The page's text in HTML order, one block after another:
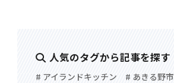
人気のタグから記事を探す
# アイランドキッチン
# あきる野市